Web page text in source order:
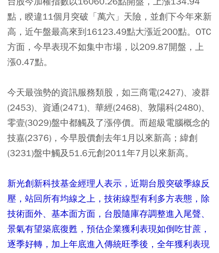
點，睽違11個月突破「萬六」天險，並創下今年來新
高，近午盤最高來到16123.49點大漲近200點。OTC
方面，今早表現不如集中市場，以209.87開盤，上
漲0.47點。
今天最強勢的資訊服務類股，如三商電(2427)、凌群
(2453)、資通(2471)、華經(2468)、敦陽科(2480)、
零壹(3029)盤中都觸及了漲停價。而超級電腦概念的
技嘉(2376)，今早股價創去年1月以來新高；緯創
(3231)盤中觸及51.6元創2011年7月以來新高。
新光創新科技基金經理人表示，近期台股突破季線反
壓，站回所有均線之上，技術線型有利多方表態，除
技術面外、基本面方面，台股隨庫存調整進入尾聲、
景氣有望築底復甦，預估企業獲利表現如倒吃甘蔗，
逐季好轉，加上年底進入傳統旺季後，全年獲利表現